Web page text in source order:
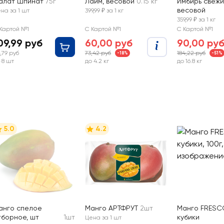
за 1 шт
№1
руб
руб
8 шт
399,99 ₽ за 1 кг
С Картой №1
60,00 руб
73,42 руб -18%
до 4.2 кг
весовой
359,99 ₽ за 1 кг
С Картой №1
90,00 руб
184,22 руб -51%
до 16.8 кг
5.0
спелое
шт
1шт
4.2
Манго АРТФРУТ 2шт
Цена за 1 шт
Манго
кубики